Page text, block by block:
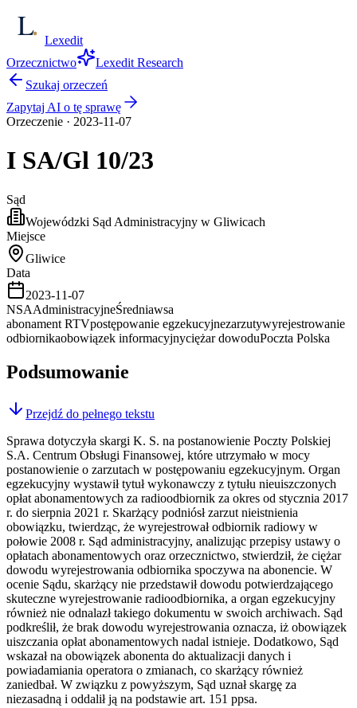
Lexedit
Orzecznictwo
Lexedit Research
Szukaj orzeczeń
Zapytaj AI o tę sprawę
Orzeczenie · 2023-11-07
I SA/Gl 10/23
Sąd
Wojewódzki Sąd Administracyjny w Gliwicach
Miejsce
Gliwice
Data
2023-11-07
NSAAdministracyjneŚredniawsa
abonament RTVpostępowanie egzekucyjnezarzutywyrejestrowanie
odbiornikaobowiązek informacyjnyciężar dowoduPoczta Polska
Podsumowanie
Przejdź do pełnego tekstu
Sprawa dotyczyła skargi K. S. na postanowienie Poczty Polskiej
S.A. Centrum Obsługi Finansowej, które utrzymało w mocy
postanowienie o zarzutach w postępowaniu egzekucyjnym. Organ
egzekucyjny wystawił tytuł wykonawczy z tytułu nieuiszczonych
opłat abonamentowych za radioodbiornik za okres od stycznia 2017
r. do sierpnia 2021 r. Skarżący podniósł zarzut nieistnienia
obowiązku, twierdząc, że wyrejestrował odbiornik radiowy w
połowie 2008 r. Sąd administracyjny, analizując przepisy ustawy o
opłatach abonamentowych oraz orzecznictwo, stwierdził, że ciężar
dowodu wyrejestrowania odbiornika spoczywa na abonencie. W
ocenie Sądu, skarżący nie przedstawił dowodu potwierdzającego
skuteczne wyrejestrowanie radioodbiornika, a organ egzekucyjny
również nie odnalazł takiego dokumentu w swoich archiwach. Sąd
podkreślił, że brak dowodu wyrejestrowania oznacza, iż obowiązek
uiszczania opłat abonamentowych nadal istnieje. Dodatkowo, Sąd
wskazał na obowiązek abonenta do aktualizacji danych i
powiadamiania operatora o zmianach, co skarżący również
zaniedbał. W związku z powyższym, Sąd uznał skargę za
niezasadną i oddalił ją na podstawie art. 151 ppsa.